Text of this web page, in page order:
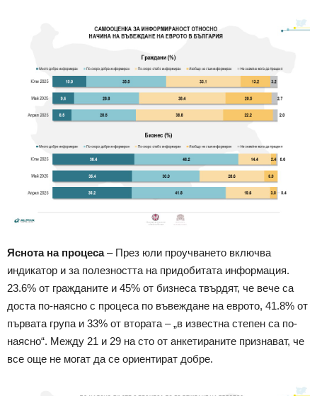
Яснота на процеса– През юли проучването включва
индикатор и за полезността на придобитата информация.
23.6% от гражданите и 45% от бизнеса твърдят, че вече са
доста по-наясно с процеса по въвеждане на еврото, 41.8% от
първата група и 33% от втората – „в известна степен са по-
наясно“. Между 21 и 29 на сто от анкетираните признават, че
все още не могат да се ориентират добре.